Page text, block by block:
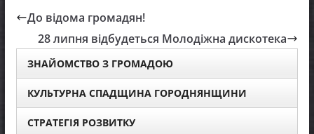
До відома громадян!
28 липня відбудеться Молодіжна дискотека
ЗНАЙОМСТВО З ГРОМАДОЮ
КУЛЬТУРНА СПАДЩИНА ГОРОДНЯНЩИНИ
СТРАТЕГІЯ РОЗВИТКУ